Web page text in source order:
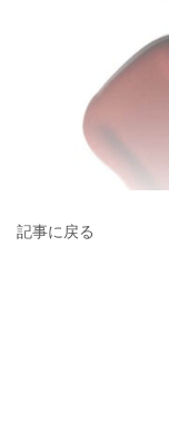
記事に戻る